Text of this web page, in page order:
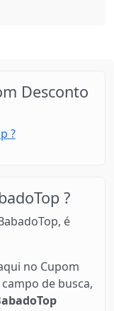
Desconto
?
?
é
no Cupom
de busca,